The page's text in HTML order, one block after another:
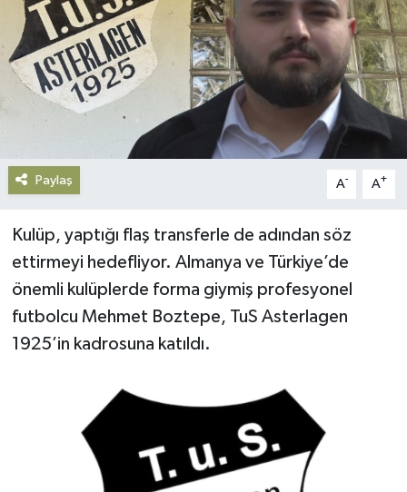
Paylaş A- A+
Kulüp, yaptığı flaş transferle de adından söz
ettirmeyi hedefliyor. Almanya ve Türkiye’de
önemli kulüplerde forma giymiş profesyonel
futbolcu Mehmet Boztepe, TuS Asterlagen
1925’in kadrosuna katıldı.
Kültür-Sanat
Magazin
Politika
Sağlık
Siyaset
Spor